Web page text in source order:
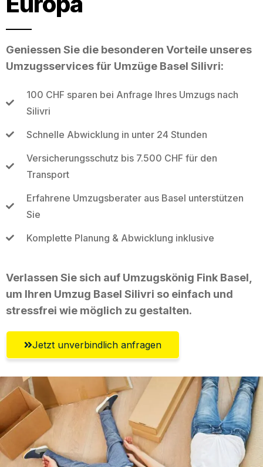
Geniessen Sie die besonderen Vorteile unseres
Umzugsservices für Umzüge Basel Silivri:
100 CHF sparen bei Anfrage Ihres Umzugs nach
Silivri
Schnelle Abwicklung in unter 24 Stunden
Versicherungsschutz bis 7.500 CHF für den
Transport
Erfahrene Umzugsberater aus Basel unterstützen
Sie
Komplette Planung & Abwicklung inklusive
Verlassen Sie sich auf Umzugskönig Fink Basel,
um Ihren Umzug Basel Silivri so einfach und
stressfrei wie möglich zu gestalten.
Jetzt unverbindlich anfragen